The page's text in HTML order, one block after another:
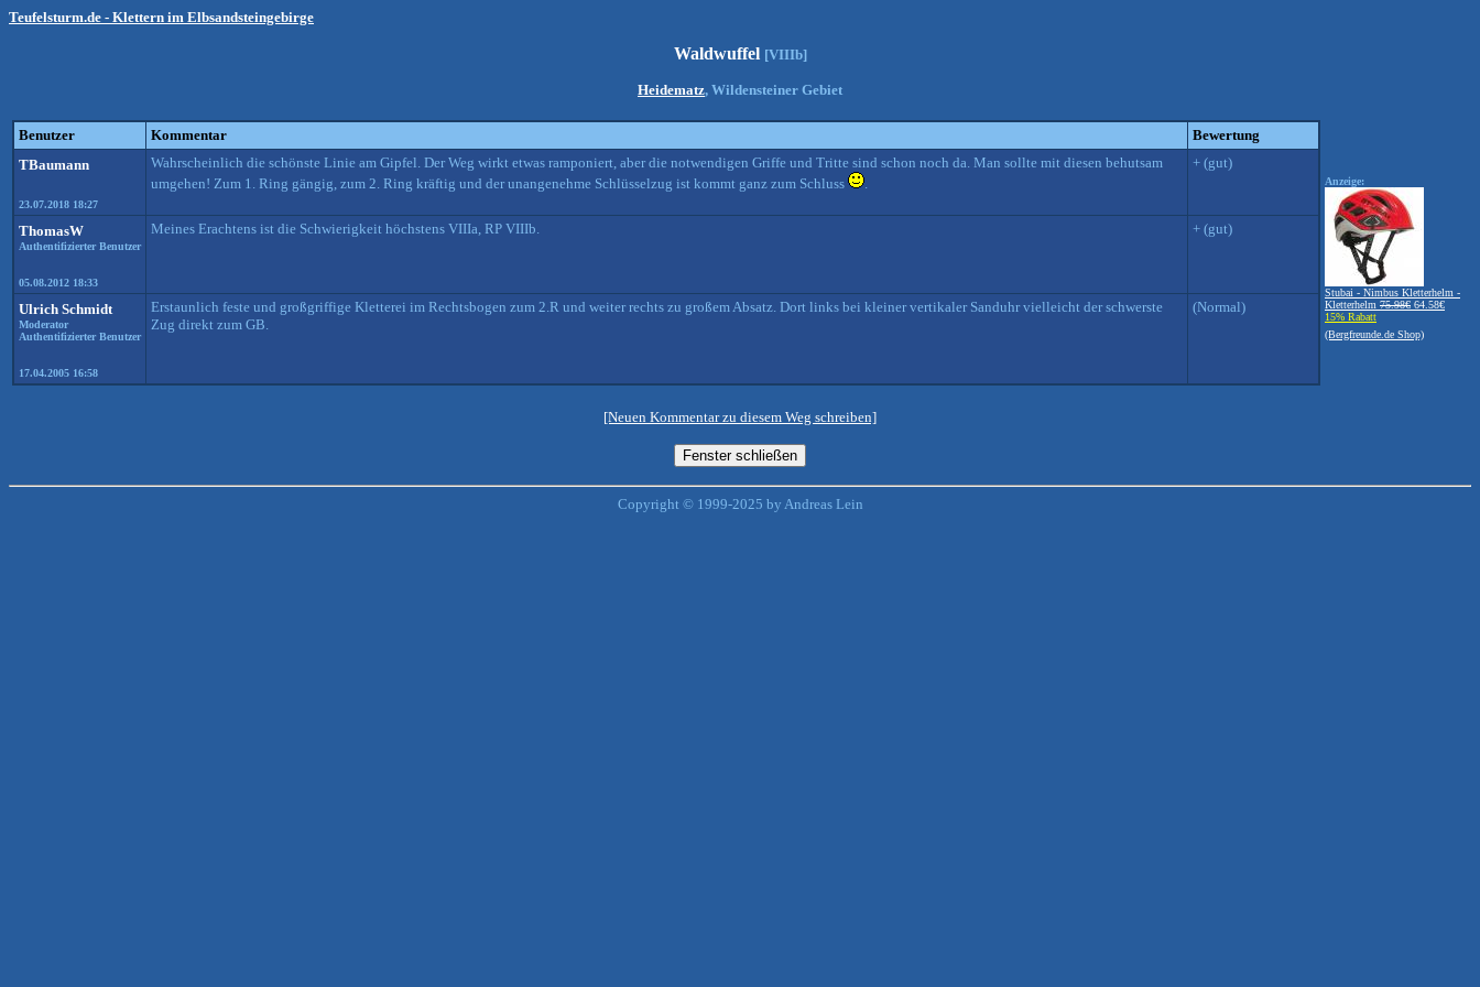
Teufelsturm.de - Klettern im Elbsandsteingebirge
Waldwuffel [VIIIb]
Heidematz, Wildensteiner Gebiet
Benutzer Kommentar
Bewertung
TBaumann
23.07.2018 18:27
Wahrscheinlich die schönste Linie am Gipfel. Der Weg wirkt etwas ramponiert, aber die notwendigen Griffe und Tritte sind schon noch da. Man sollte mit diesen behutsam
umgehen! Zum 1. Ring gängig, zum 2. Ring kräftig und der unangenehme Schlüsselzug ist kommt ganz zum Schluss
.
+ (gut)
ThomasW
Authentifizierter Benutzer
05.08.2012 18:33
Meines Erachtens ist die Schwierigkeit höchstens VIIIa, RP VIIIb. + (gut)
Ulrich Schmidt
Moderator
Authentifizierter Benutzer
17.04.2005 16:58
Erstaunlich feste und großgriffige Kletterei im Rechtsbogen zum 2.R und weiter rechts zu großem Absatz. Dort links bei kleiner vertikaler Sanduhr vielleicht der schwerste
Zug direkt zum GB.
(Normal)
Anzeige:
Stubai - Nimbus Kletterhelm -
Kletterhelm 75.98€ 64.58€
15% Rabatt
(Bergfreunde.de Shop)
[Neuen Kommentar zu diesem Weg schreiben]
Copyright © 1999-2025 by Andreas Lein